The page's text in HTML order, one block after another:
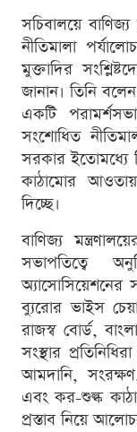
সচিবালয়ে
নীতিমালা
মুক্তাদির
জানান। তিনি
একটি
সংশোধিত
সরকার ইতোমধ্যে
কাঠামোর
দিচ্ছে।
বাণিজ্য
সভাপতিত্বে
অ্যাসোসিয়েশনের
ব্যুরোর ভাইস
রাজস্ব বোর্ড,
সংস্থার
আমদানি,
এবং কর-শুল্ক
প্রস্তাব নিয়ে